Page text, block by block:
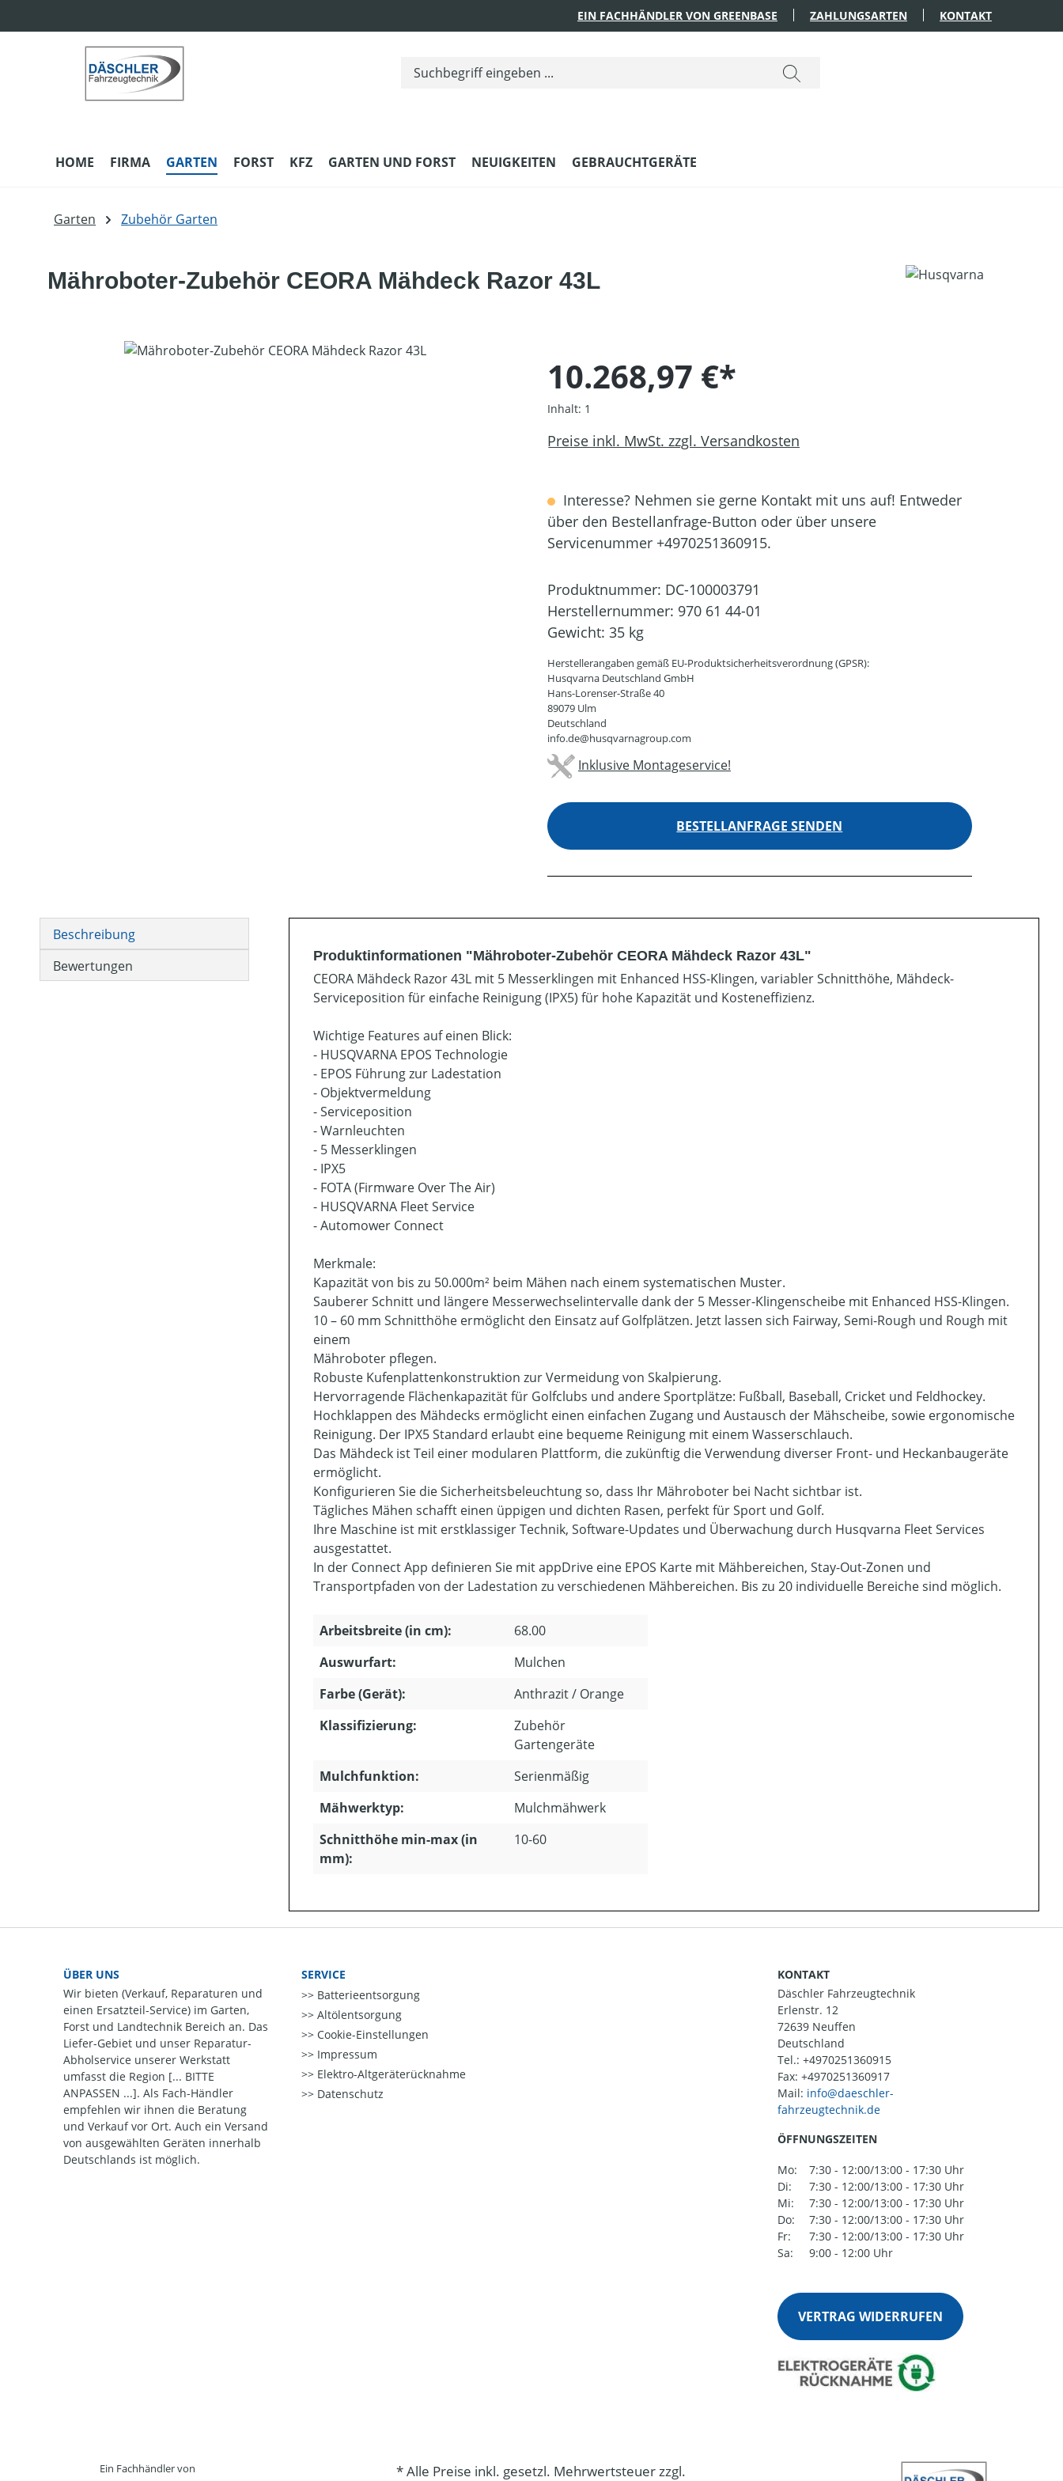
EIN FACHHÄNDLER VON GREENBASE ZAHLUNGSARTEN KONTAKT
HOME FIRMA GARTEN FORST KFZ GARTEN UND FORST NEUIGKEITEN GEBRAUCHTGERÄTE
Garten Zubehör Garten
Mähroboter-Zubehör CEORA Mähdeck Razor 43L
Bildergalerie überspringen
10.268,97 €*
Inhalt: 1
Preise inkl. MwSt. zzgl. Versandkosten
Interesse? Nehmen sie gerne Kontakt mit uns auf! Entweder
über den Bestellanfrage-Button oder über unsere
Servicenummer +4970251360915.
Produktnummer: DC-100003791
Herstellernummer: 970 61 44-01
Gewicht: 35 kg
Herstellerangaben gemäß EU-Produktsicherheitsverordnung (GPSR):
Husqvarna Deutschland GmbH
Hans-Lorenser-Straße 40
89079 Ulm
Deutschland
info.de@husqvarnagroup.com
Inklusive Montageservice!
BESTELLANFRAGE SENDEN
Beschreibung
Bewertungen
Produktinformationen "Mähroboter-Zubehör CEORA Mähdeck Razor 43L"
CEORA Mähdeck Razor 43L mit 5 Messerklingen mit Enhanced HSS-Klingen, variabler Schnitthöhe, Mähdeck-
Serviceposition für einfache Reinigung (IPX5) für hohe Kapazität und Kosteneffizienz.
Wichtige Features auf einen Blick:
- HUSQVARNA EPOS Technologie
- EPOS Führung zur Ladestation
- Objektvermeldung
- Serviceposition
- Warnleuchten
- 5 Messerklingen
- IPX5
- FOTA (Firmware Over The Air)
- HUSQVARNA Fleet Service
- Automower Connect
Merkmale:
Kapazität von bis zu 50.000m² beim Mähen nach einem systematischen Muster.
Sauberer Schnitt und längere Messerwechselintervalle dank der 5 Messer-Klingenscheibe mit Enhanced HSS-Klingen.
10 – 60 mm Schnitthöhe ermöglicht den Einsatz auf Golfplätzen. Jetzt lassen sich Fairway, Semi-Rough und Rough mit
einem
Mähroboter pflegen.
Robuste Kufenplattenkonstruktion zur Vermeidung von Skalpierung.
Hervorragende Flächenkapazität für Golfclubs und andere Sportplätze: Fußball, Baseball, Cricket und Feldhockey.
Hochklappen des Mähdecks ermöglicht einen einfachen Zugang und Austausch der Mähscheibe, sowie ergonomische
Reinigung. Der IPX5 Standard erlaubt eine bequeme Reinigung mit einem Wasserschlauch.
Das Mähdeck ist Teil einer modularen Plattform, die zukünftig die Verwendung diverser Front- und Heckanbaugeräte
ermöglicht.
Konfigurieren Sie die Sicherheitsbeleuchtung so, dass Ihr Mähroboter bei Nacht sichtbar ist.
Tägliches Mähen schafft einen üppigen und dichten Rasen, perfekt für Sport und Golf.
Ihre Maschine ist mit erstklassiger Technik, Software-Updates und Überwachung durch Husqvarna Fleet Services
ausgestattet.
In der Connect App definieren Sie mit appDrive eine EPOS Karte mit Mähbereichen, Stay-Out-Zonen und
Transportpfaden von der Ladestation zu verschiedenen Mähbereichen. Bis zu 20 individuelle Bereiche sind möglich.
Arbeitsbreite (in cm):
68.00
Auswurfart:
Mulchen
Farbe (Gerät):
Anthrazit / Orange
Klassifizierung:
Zubehör
Gartengeräte
Mulchfunktion:
Serienmäßig
Mähwerktyp:
Mulchmähwerk
Schnitthöhe min-max (in
mm):
10-60
ÜBER UNS
Wir bieten (Verkauf, Reparaturen und
einen Ersatzteil-Service) im Garten,
Forst und Landtechnik Bereich an. Das
Liefer-Gebiet und unser Reparatur-
Abholservice unserer Werkstatt
umfasst die Region [... BITTE
ANPASSEN ...]. Als Fach-Händler
empfehlen wir ihnen die Beratung
und Verkauf vor Ort. Auch ein Versand
von ausgewählten Geräten innerhalb
Deutschlands ist möglich.
SERVICE
Batterieentsorgung
Altölentsorgung
Cookie-Einstellungen
Impressum
Elektro-Altgeräterücknahme
Datenschutz
KONTAKT
Däschler Fahrzeugtechnik
Erlenstr. 12
72639 Neuffen
Deutschland
Tel.: +4970251360915
Fax: +4970251360917
Mail:
ÖFFNUNGSZEITEN
Mo:
7:30 - 12:00/13:00 - 17:30 Uhr
Di:
7:30 - 12:00/13:00 - 17:30 Uhr
Mi:
7:30 - 12:00/13:00 - 17:30 Uhr
Do:
7:30 - 12:00/13:00 - 17:30 Uhr
Fr:
7:30 - 12:00/13:00 - 17:30 Uhr
Sa:
9:00 - 12:00 Uhr
VERTRAG WIDERRUFEN
Ein Fachhändler von * Alle Preise inkl. gesetzl. Mehrwertsteuer zzgl.